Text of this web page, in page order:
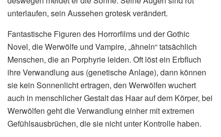
unterlaufen, sein Aussehen grotesk verändert.
Fantastische Figuren des Horrorfilms und der Gothic
Novel, die Werwölfe und Vampire, „ähneln“ tatsächlich
Menschen, die an Porphyrie leiden. Oft löst ein Erbfluch
ihre Verwandlung aus (genetische Anlage), dann können
sie kein Sonnenlicht ertragen, den Werwölfen wuchert
auch in menschlicher Gestalt das Haar auf dem Körper, bei
Werwölfen geht die Verwandlung einher mit extremen
Gefühlsausbrüchen, die sie nicht unter Kontrolle haben.